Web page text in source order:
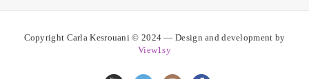
Copyright Carla Kesrouani © 2024 — Design and development by
View1sy